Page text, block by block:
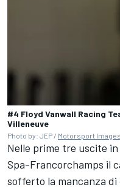
#4 Floyd Vanwall Racing
Villeneuve
Photo by: JEP / Motorsport Images
Nelle prime tre uscite
Spa-Francorchamps il
sofferto la mancanza